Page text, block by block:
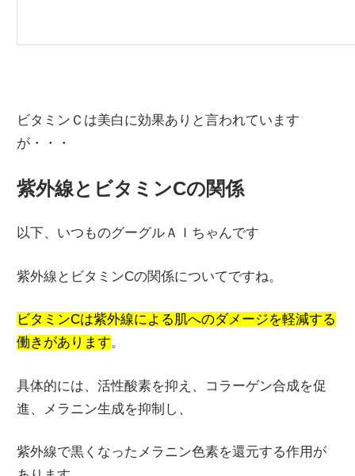
ビタミンＣは美白に効果ありと言われています
が・・・
紫外線とビタミンCの関係
以下、いつものグーグルＡＩちゃんです
紫外線とビタミンCの関係についてですね。
ビタミンCは紫外線による肌へのダメージを軽減する
働きがあります。
具体的には、活性酸素を抑え、コラーゲン合成を促
進、メラニン生成を抑制し、
紫外線で黒くなったメラニン色素を還元する作用が